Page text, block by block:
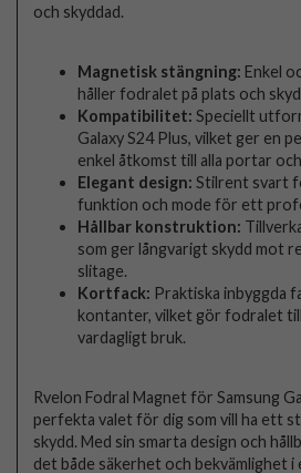
och skyddad.
Magnetisk stängning: Enkel
håller fodralet på plats och
Kompatibilitet: Speciellt
Galaxy S24 Plus, vilket ger en
enkel åtkomst till alla portar
Elegant design: Stilrent svart
funktion och mode för ett
Hållbar konstruktion:
som ger långvarigt skydd mot
slitage.
Kortfack: Praktiska inbyggda
kontanter, vilket gör fodralet
vardagligt bruk.
Rvelon Fodral Magnet för Samsung
perfekta valet för dig som vill ha ett
skydd. Med sin smarta design och
det både säkerhet och bekvämlighet i